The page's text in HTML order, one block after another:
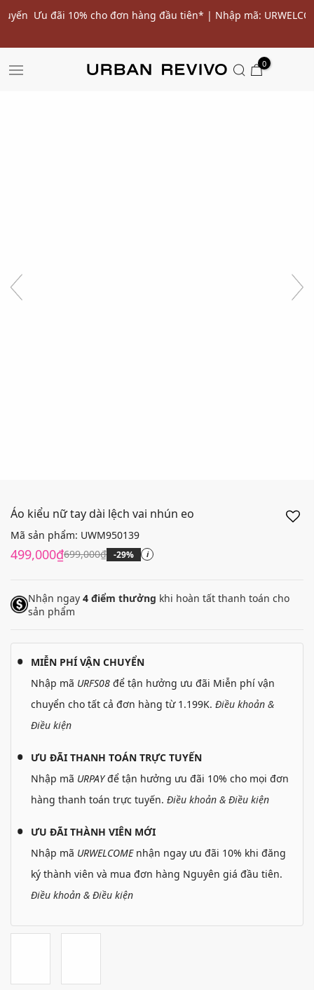
Ưu đãi 10% cho đơn hàng đầu tiên* | Nhập mã: URWELCOME
0
Áo kiểu nữ tay dài lệch vai nhún eo
Mã sản phẩm: UWM950139
499,000₫699,000₫ -29% i
Nhận ngay 4 điểm thưởng khi hoàn tất thanh toán cho
sản phẩm
MIỄN PHÍ VẬN CHUYỂN
Nhập mã URFS08 để tận hưởng ưu đãi Miễn phí vận
chuyển cho tất cả đơn hàng từ 1.199K. Điều khoản &
Điều kiện
ƯU ĐÃI THANH TOÁN TRỰC TUYẾN
Nhập mã URPAYđể tận hưởng ưu đãi 10% cho mọi đơn
hàng thanh toán trực tuyến. Điều khoản & Điều kiện
ƯU ĐÃI THÀNH VIÊN MỚI
Nhập mã URWELCOMEnhận ngay ưu đãi 10% khi đăng
ký thành viên và mua đơn hàng Nguyên giá đầu tiên.
Điều khoản & Điều kiện
SALE